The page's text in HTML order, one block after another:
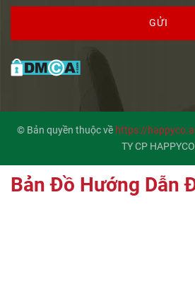
GỬI
© Bản quyền thuộc về https://
TY CP HAPPYCO
Bản Đồ Hướng Dẫn